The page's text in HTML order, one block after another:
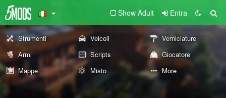
Show Adult Entra
Strumenti Veicoli
Verniciature
Armi
Scripts
Giocatore
Mappe
Misto More